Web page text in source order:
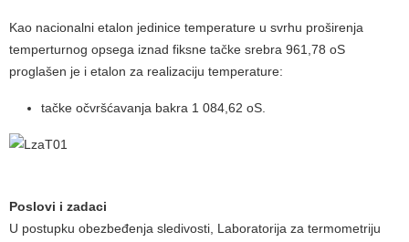
Kao nacionalni etalon jedinice temperature u svrhu proširenja
temperturnog opsega iznad fiksne tačke srebra 961,78 oS
proglašen je i etalon za realizaciju temperature:
tačke očvršćavanja bakra 1 084,62 oS.
Poslovi i zadaci
U postupku obezbeđenja sledivosti, Laboratorija za termometriju